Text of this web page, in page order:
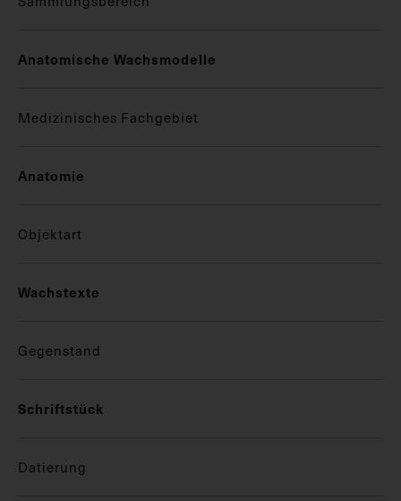
Anatomische Wachsmodelle
Medizinisches Fachgebiet
Anatomie
Objektart
Wachstexte
Gegenstand
Schriftstück
Datierung